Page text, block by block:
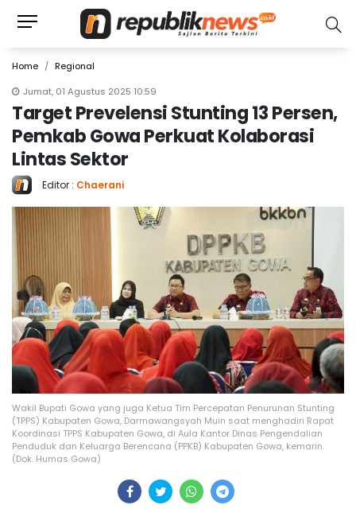
Home
Regional
Jumat, 01 Agustus 2025 10:59
Target Prevelensi Stunting 13 Persen,
Pemkab Gowa Perkuat Kolaborasi
Lintas Sektor
Editor : Chaerani
Wakil Bupati Gowa yang juga Ketua Tim Percepatan Penurunan Stunting
(TPPS) Kabupaten Gowa, Darmawangsyah Muin saat menghadiri Rapat
Koordinasi TPPS Kabupaten Gowa, di Aula Kantor Dinas Pengendalian
Penduduk dan Keluarga Berencana (PPKB) Kabupaten Gowa, kemarin.
(Dok. Humas Gowa)